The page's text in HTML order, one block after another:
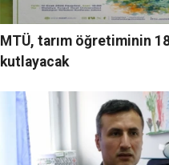
MTÜ, tarım öğretiminin
kutlayacak